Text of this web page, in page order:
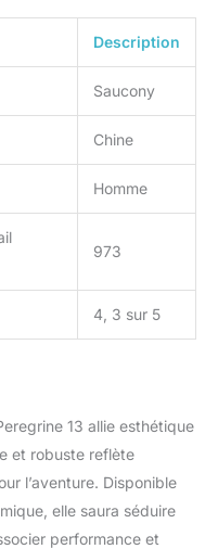
Description
Saucony
Chine
Homme
973
4, 3 sur 5
13 allie esthétique
et robuste reflète
l’aventure. Disponible
elle saura séduire
performance et